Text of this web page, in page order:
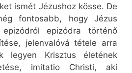
ismét Jézushoz kösse. De
fontosabb, hogy Jézus
epizódra történő
jelenvalóvá tétele arra
legyen Krisztus életének
imitatio Christi, aki